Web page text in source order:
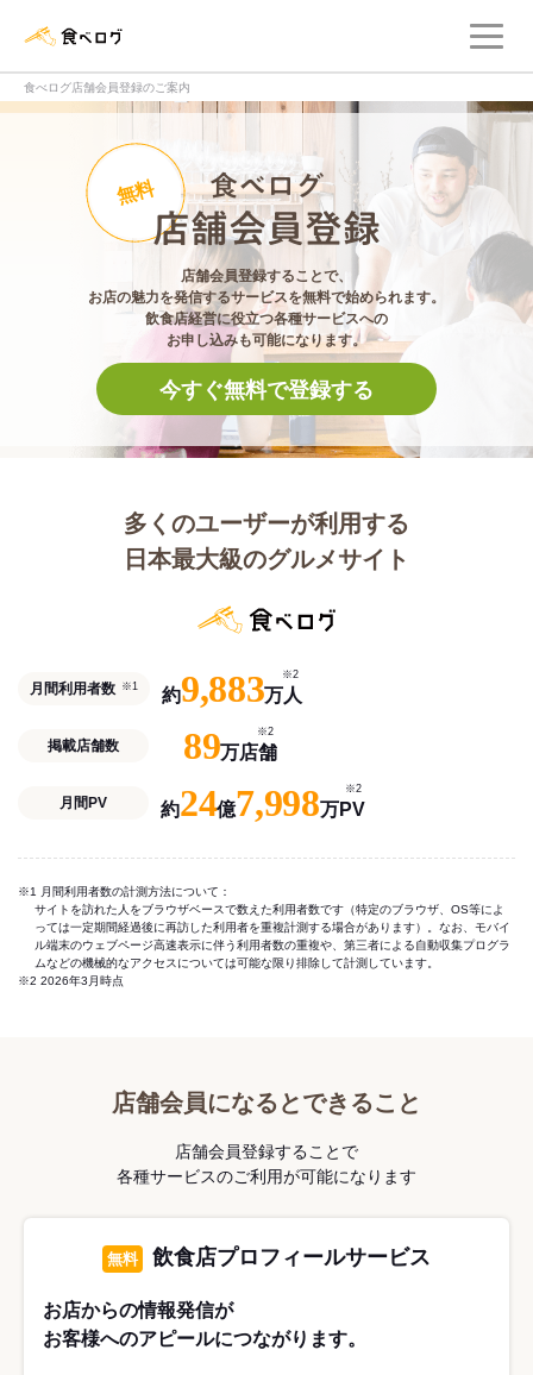
食べログ店舗会員登録のご案内
食べログ店舗会員
無料
店舗会員登録することで、
お店の魅力を発信するサービスを無料で始められます。
飲食店経営に役立つ各種サービスへの
お申し込みも可能になります。
今すぐ無料で登録する
多くのユーザーが利用する
日本最大級のグルメサイト
月間利用者数 ※1 約9,883万人
※2
掲載店舗数 89万店舗
※2
月間PV 約24億7,998万PV
※2
※1 月間利用者数の計測方法について：
サイトを訪れた人をブラウザベースで数えた利用者数です（特定のブラウザ、OS等によ
っては一定期間経過後に再訪した利用者を重複計測する場合があります）。なお、モバイ
ル端末のウェブページ高速表示に伴う利用者数の重複や、第三者による自動収集プログラ
ムなどの機械的なアクセスについては可能な限り排除して計測しています。
※2 2026年3月時点
店舗会員になるとできること
店舗会員登録することで
各種サービスのご利用が可能になります
無料 飲食店プロフィールサービス
お店からの情報発信が
お客様へのアピールにつながります。